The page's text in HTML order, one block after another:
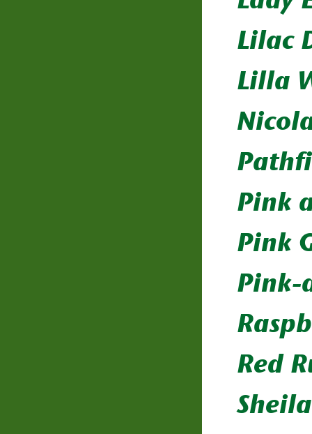
Lilac
Lilla
Pink
Pink
Pink-
Red